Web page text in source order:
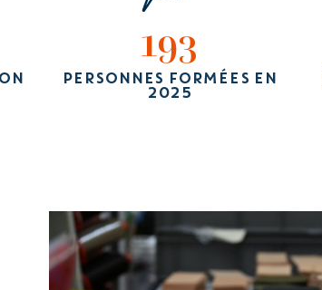
193
PERSONNES FORMÉES EN
2025